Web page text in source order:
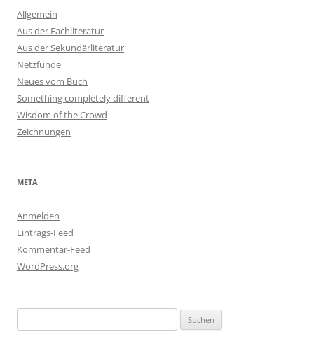
Allgemein
Aus der Fachliteratur
Aus der Sekundärliteratur
Netzfunde
Neues vom Buch
Something completely different
Wisdom of the Crowd
Zeichnungen
META
Anmelden
Eintrags-Feed
Kommentar-Feed
WordPress.org
nach: